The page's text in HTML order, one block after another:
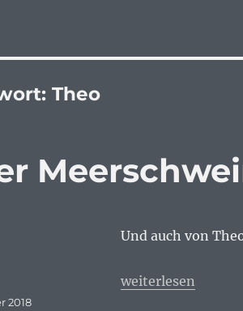
Theo
Und auch von
„Unser
weiterlesen
2018